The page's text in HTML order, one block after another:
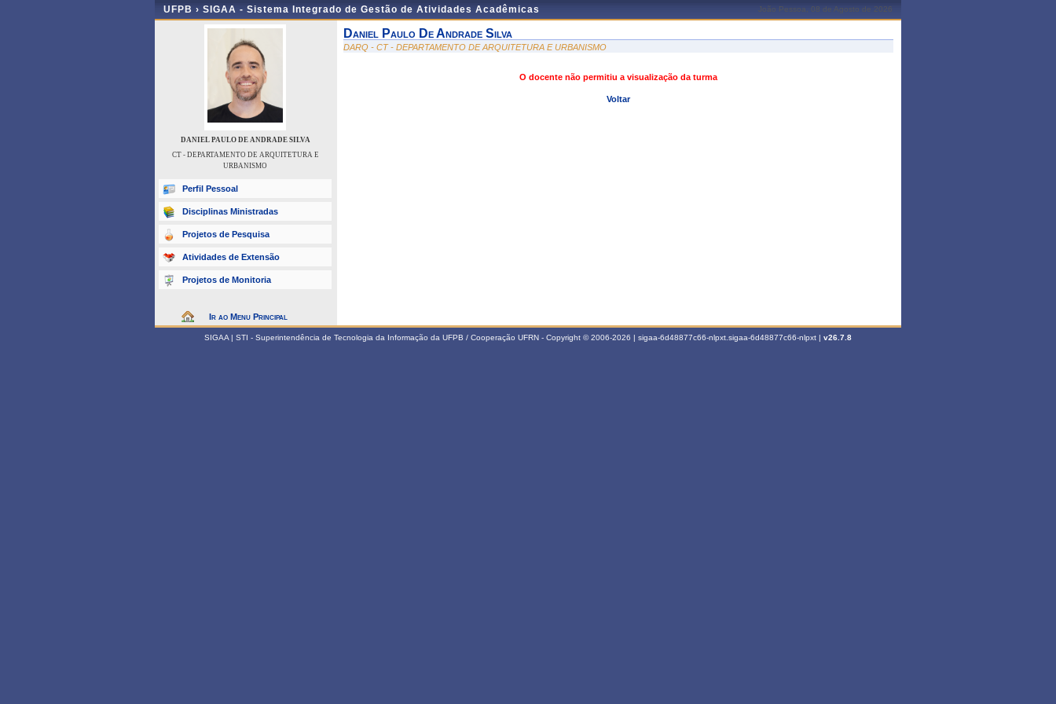
UFPB › SIGAA - Sistema Integrado de Gestão de Atividades Acadêmicas João Pessoa, 08 de Agosto de 2026
DANIEL PAULO DE ANDRADE SILVA
CT - DEPARTAMENTO DE ARQUITETURA E
URBANISMO
Perfil Pessoal
Disciplinas Ministradas
Projetos de Pesquisa
Atividades de Extensão
Projetos de Monitoria
Ir ao Menu Principal
Daniel Paulo De Andrade Silva
DARQ - CT - DEPARTAMENTO DE ARQUITETURA E URBANISMO
O docente não permitiu a visualização da turma
Voltar
SIGAA | STI - Superintendência de Tecnologia da Informação da UFPB / Cooperação UFRN - Copyright © 2006-2026 | sigaa-6d48877c66-nlpxt.sigaa-6d48877c66-nlpxt | v26.7.8